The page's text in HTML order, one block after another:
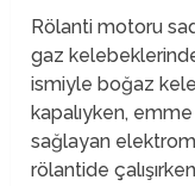
Rölanti motoru
gaz
ismiyle boğaz
kapalıyken,
sağlayan
rölantide